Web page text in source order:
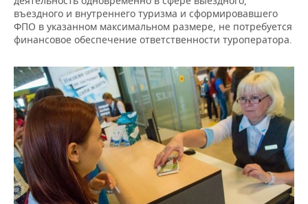
въездного и внутреннего туризма и сформировавшего
ФПО в указанном максимальном размере, не потребуется
финансовое обеспечение ответственности туроператора.